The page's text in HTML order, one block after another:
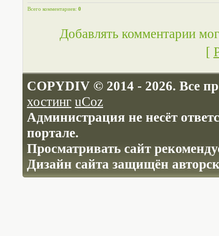
Всего комментариев: 0
Добавлять комментарии
[
COPYDIV © 2014 - 2026. Все
хостинг uCoz
Администрация не несёт
портале.
Просматривать сайт
Дизайн сайта защищён